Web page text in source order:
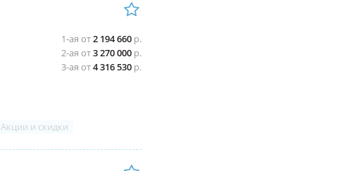
1-ая от2 194 660 р.
2-ая от3 270 000 р.
3-ая от4 316 530 р.
Акции и скидки